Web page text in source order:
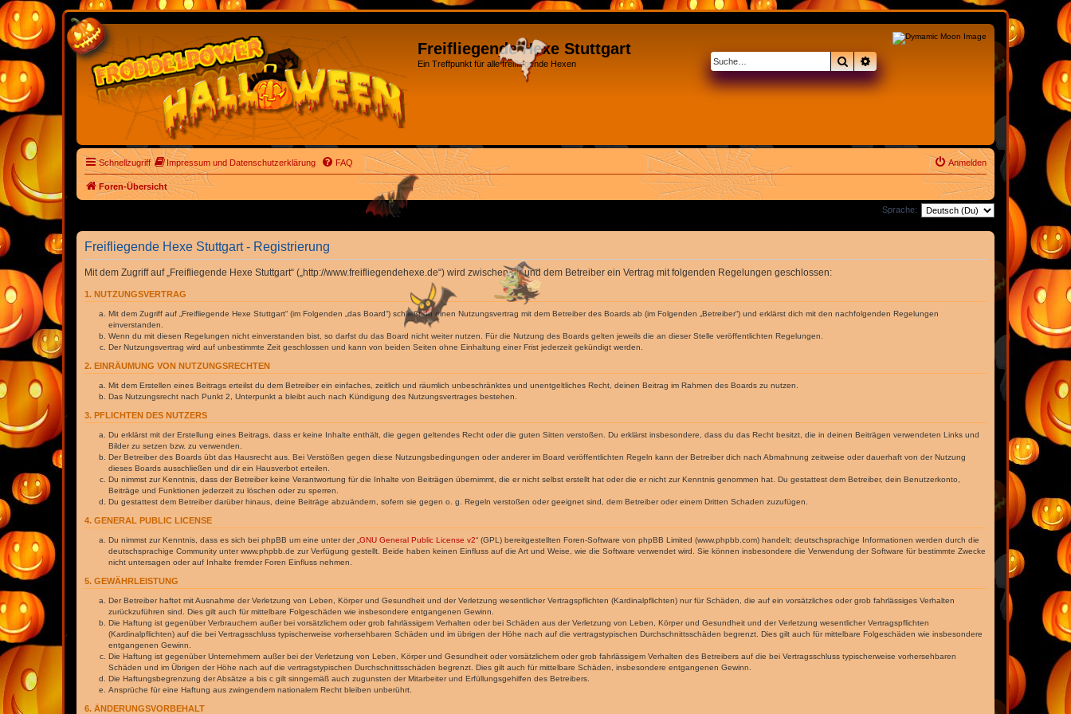
Freifliegende Hexe Stuttgart
Ein Treffpunkt für alle freifliegende Hexen SucheErweiterte Suche
Schnellzugriff Impressum und Datenschutzerklärung FAQ Anmelden
Foren-Übersicht
Sprache:
Freifliegende Hexe Stuttgart - Registrierung
Mit dem Zugriff auf „Freifliegende Hexe Stuttgart“ („http://www.freifliegendehexe.de“) wird zwischen dir und dem Betreiber ein Vertrag mit folgenden Regelungen geschlossen:
1. NUTZUNGSVERTRAG
Mit dem Zugriff auf „Freifliegende Hexe Stuttgart“ (im Folgenden „das Board“) schließt du einen Nutzungsvertrag mit dem Betreiber des Boards ab (im Folgenden „Betreiber“) und erklärst dich mit den nachfolgenden Regelungen
einverstanden.
Wenn du mit diesen Regelungen nicht einverstanden bist, so darfst du das Board nicht weiter nutzen. Für die Nutzung des Boards gelten jeweils die an dieser Stelle veröffentlichten Regelungen.
Der Nutzungsvertrag wird auf unbestimmte Zeit geschlossen und kann von beiden Seiten ohne Einhaltung einer Frist jederzeit gekündigt werden.
2. EINRÄUMUNG VON NUTZUNGSRECHTEN
Mit dem Erstellen eines Beitrags erteilst du dem Betreiber ein einfaches, zeitlich und räumlich unbeschränktes und unentgeltliches Recht, deinen Beitrag im Rahmen des Boards zu nutzen.
Das Nutzungsrecht nach Punkt 2, Unterpunkt a bleibt auch nach Kündigung des Nutzungsvertrages bestehen.
3. PFLICHTEN DES NUTZERS
Du erklärst mit der Erstellung eines Beitrags, dass er keine Inhalte enthält, die gegen geltendes Recht oder die guten Sitten verstoßen. Du erklärst insbesondere, dass du das Recht besitzt, die in deinen Beiträgen verwendeten Links und
Bilder zu setzen bzw. zu verwenden.
Der Betreiber des Boards übt das Hausrecht aus. Bei Verstößen gegen diese Nutzungsbedingungen oder anderer im Board veröffentlichten Regeln kann der Betreiber dich nach Abmahnung zeitweise oder dauerhaft von der Nutzung
dieses Boards ausschließen und dir ein Hausverbot erteilen.
Du nimmst zur Kenntnis, dass der Betreiber keine Verantwortung für die Inhalte von Beiträgen übernimmt, die er nicht selbst erstellt hat oder die er nicht zur Kenntnis genommen hat. Du gestattest dem Betreiber, dein Benutzerkonto,
Beiträge und Funktionen jederzeit zu löschen oder zu sperren.
Du gestattest dem Betreiber darüber hinaus, deine Beiträge abzuändern, sofern sie gegen o. g. Regeln verstoßen oder geeignet sind, dem Betreiber oder einem Dritten Schaden zuzufügen.
4. GENERAL PUBLIC LICENSE
Du nimmst zur Kenntnis, dass es sich bei phpBB um eine unter der „ GNU General Public License v2“ (GPL) bereitgestellten Foren-Software von phpBB Limited (www.phpbb.com) handelt; deutschsprachige Informationen werden durch die
deutschsprachige Community unter www.phpbb.de zur Verfügung gestellt. Beide haben keinen Einfluss auf die Art und Weise, wie die Software verwendet wird. Sie können insbesondere die Verwendung der Software für bestimmte Zwecke
nicht untersagen oder auf Inhalte fremder Foren Einfluss nehmen.
5. GEWÄHRLEISTUNG
Der Betreiber haftet mit Ausnahme der Verletzung von Leben, Körper und Gesundheit und der Verletzung wesentlicher Vertragspflichten (Kardinalpflichten) nur für Schäden, die auf ein vorsätzliches oder grob fahrlässiges Verhalten
zurückzuführen sind. Dies gilt auch für mittelbare Folgeschäden wie insbesondere entgangenen Gewinn.
Die Haftung ist gegenüber Verbrauchern außer bei vorsätzlichem oder grob fahrlässigem Verhalten oder bei Schäden aus der Verletzung von Leben, Körper und Gesundheit und der Verletzung wesentlicher Vertragspflichten
(Kardinalpflichten) auf die bei Vertragsschluss typischerweise vorhersehbaren Schäden und im übrigen der Höhe nach auf die vertragstypischen Durchschnittsschäden begrenzt. Dies gilt auch für mittelbare Folgeschäden wie insbesondere
entgangenen Gewinn.
Die Haftung ist gegenüber Unternehmern außer bei der Verletzung von Leben, Körper und Gesundheit oder vorsätzlichem oder grob fahrlässigem Verhalten des Betreibers auf die bei Vertragsschluss typischerweise vorhersehbaren
Schäden und im Übrigen der Höhe nach auf die vertragstypischen Durchschnittsschäden begrenzt. Dies gilt auch für mittelbare Schäden, insbesondere entgangenen Gewinn.
Die Haftungsbegrenzung der Absätze a bis c gilt sinngemäß auch zugunsten der Mitarbeiter und Erfüllungsgehilfen des Betreibers.
Ansprüche für eine Haftung aus zwingendem nationalem Recht bleiben unberührt.
6. ÄNDERUNGSVORBEHALT